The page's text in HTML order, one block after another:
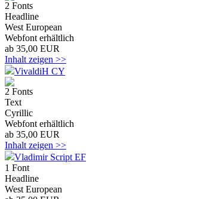
2 Fonts
Headline
West European
Webfont erhältlich
ab 35,00 EUR
Inhalt zeigen >>
VivaldiH CY
2 Fonts
Text
Cyrillic
Webfont erhältlich
ab 35,00 EUR
Inhalt zeigen >>
Vladimir Script EF
1 Font
Headline
West European